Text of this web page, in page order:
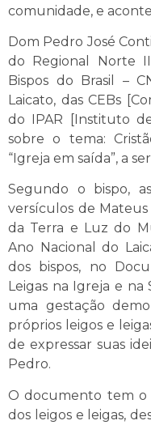
comunidade, e
Dom Pedro José
do Regional Norte
Bispos do Brasil –
Laicato, das CEBs
do IPAR [Instituto
sobre o tema:
“Igreja em saída”, a
Segundo o bispo,
versículos de Mateus
da Terra e Luz do
Ano Nacional do
dos bispos, no
Leigas na Igreja e
uma gestação
próprios leigos e
de expressar suas
Pedro.
O documento tem o
dos leigos e leigas,